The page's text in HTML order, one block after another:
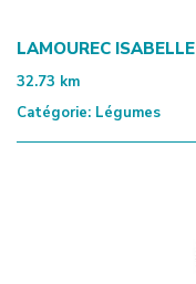
LAMOUREC ISABELLE
32.73 km
Catégorie: Légumes